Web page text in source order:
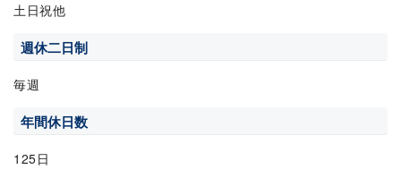
土日祝他
週休二日制
毎週
年間休日数
125日